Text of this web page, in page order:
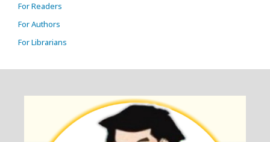
For Readers
For Authors
For Librarians